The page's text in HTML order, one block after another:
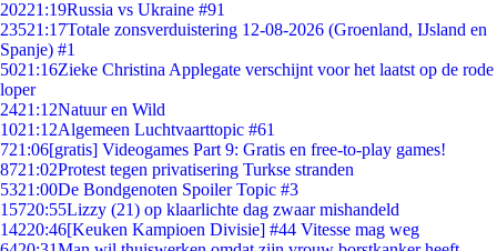
20221:19Russia vs Ukraine #91
23521:17Totale zonsverduistering 12-08-2026 (Groenland, IJsland en
Spanje) #1
5021:16Zieke Christina Applegate verschijnt voor het laatst op de rode
loper
2421:12Natuur en Wild
1021:12Algemeen Luchtvaarttopic #61
721:06[gratis] Videogames Part 9: Gratis en free-to-play games!
8721:02Protest tegen privatisering Turkse stranden
5321:00De Bondgenoten Spoiler Topic #3
15720:55Lizzy (21) op klaarlichte dag zwaar mishandeld
14220:46[Keuken Kampioen Divisie] #44 Vitesse mag weg